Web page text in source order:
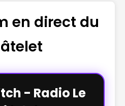
en direct du
- Radio Le